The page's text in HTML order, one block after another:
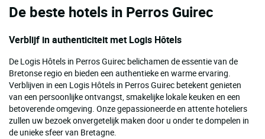
De beste hotels in Perros Guirec
Verblijf in authenticiteit met Logis Hôtels
De Logis Hôtels in Perros Guirec belichamen de essentie van de
Bretonse regio en bieden een authentieke en warme ervaring.
Verblijven in een Logis Hôtels in Perros Guirec betekent genieten
van een persoonlijke ontvangst, smakelijke lokale keuken en een
betoverende omgeving. Onze gepassioneerde en attente hoteliers
zullen uw bezoek onvergetelijk maken door u onder te dompelen in
de unieke sfeer van Bretagne.